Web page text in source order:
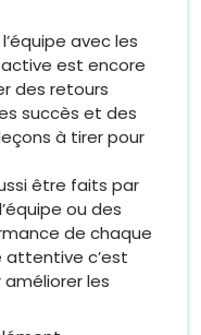
avec les
est encore
des retours
succès et des
à tirer pour
être faits par
ou des
de chaque
attentive c’est
les